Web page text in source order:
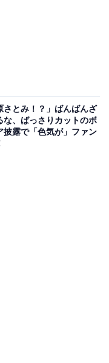
さとみ！？」ばんばんざ
な、ばっさりカットのボ
披露で「色気が」ファン